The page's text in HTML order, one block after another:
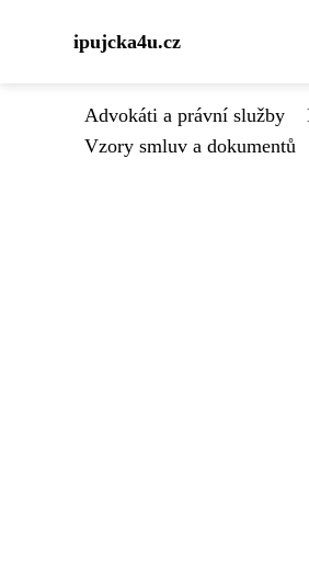
ipujcka4u.cz
Advokáti a právní služby
Vzory smluv a dokumentů